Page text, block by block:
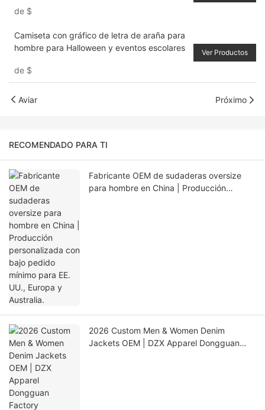
de $
Camiseta con gráfico de letra de araña para
hombre para Halloween y eventos escolares
de $
Ver Productos
Aviar Próximo
RECOMENDADO PARA TI
Fabricante OEM de sudaderas oversize
para hombre en China | Producción
2026 Custom Men & Women Denim
Jackets OEM | DZX Apparel Dongguan